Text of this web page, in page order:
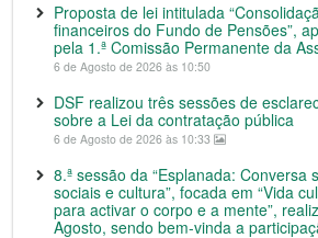
Proposta de lei intitulada
financeiros do Fundo de Pensões”,
pela 1.ª Comissão Permanente da
6 de Agosto de 2026 às 10:50
DSF realizou três sessões de
sobre a Lei da contratação pública
6 de Agosto de 2026 às 10:33
8.ª sessão da “Esplanada: Conversa
sociais e cultura”, focada em “Vida
para activar o corpo e a mente”,
Agosto, sendo bem-vinda a